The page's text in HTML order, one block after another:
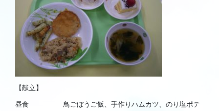
【献立】
昼食 鳥ごぼうご飯、手作りハムカツ、のり塩ポテ